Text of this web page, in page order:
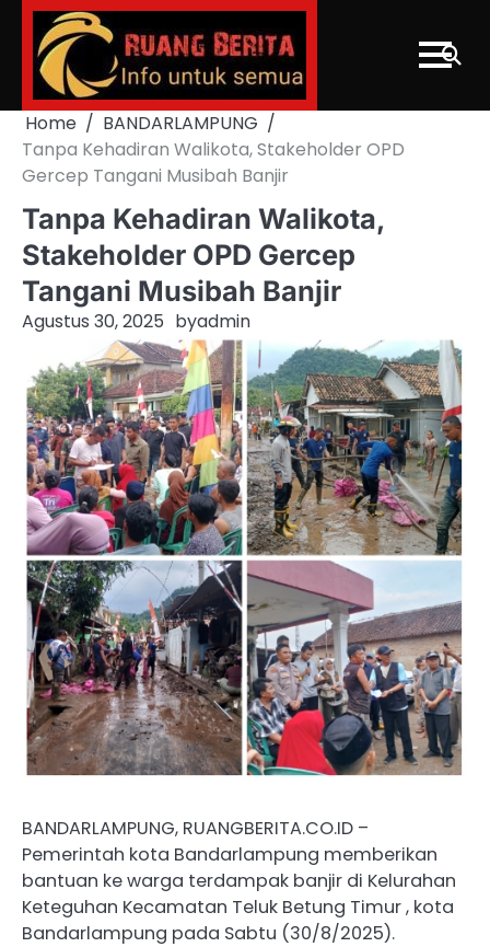
Skip
content
Home
BANDARLAMPUNG
Tanpa Kehadiran Walikota, Stakeholder OPD
Gercep Tangani Musibah Banjir
Tanpa Kehadiran Walikota,
Stakeholder OPD Gercep
Tangani Musibah Banjir
Agustus 30, 2025 byadmin
BANDARLAMPUNG, RUANGBERITA.CO.ID –
Pemerintah kota Bandarlampung memberikan
bantuan ke warga terdampak banjir di Kelurahan
Keteguhan Kecamatan Teluk Betung Timur , kota
Bandarlampung pada Sabtu (30/8/2025).